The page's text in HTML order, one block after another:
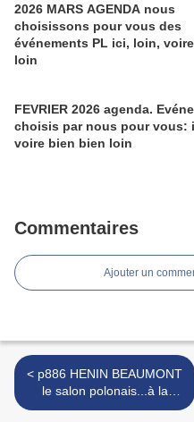
2026 MARS AGENDA nous
choisissons pour vous des
événements PL ici, loin,
loin
FEVRIER 2026 agenda. Evénements
choisis par nous pour vous:
voire bien bien loin
Commentaires
Ajouter un
< p886 HENIN BEAUMONT
le salon polonais...à la
rencontre des orchestres